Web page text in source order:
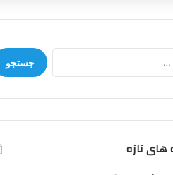
جستجو
برای:
های تازه